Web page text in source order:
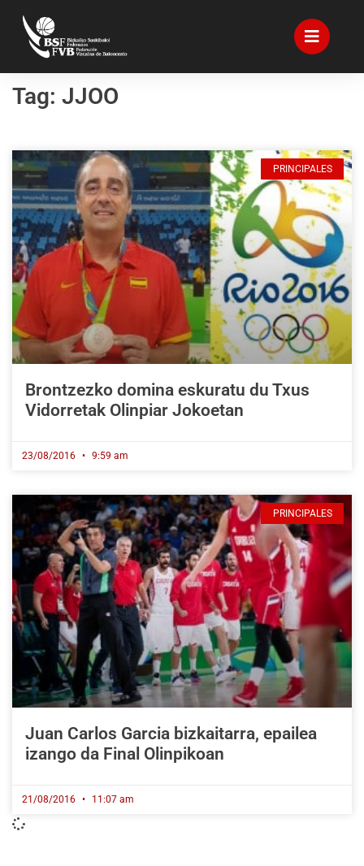
Tag: JJOO
PRINCIPALES
Brontzezko domina eskuratu du Txus
Vidorretak Olinpiar Jokoetan
23/08/2016 9:59 am
PRINCIPALES
Juan Carlos Garcia bizkaitarra, epailea
izango da Final Olinpikoan
21/08/2016 11:07 am